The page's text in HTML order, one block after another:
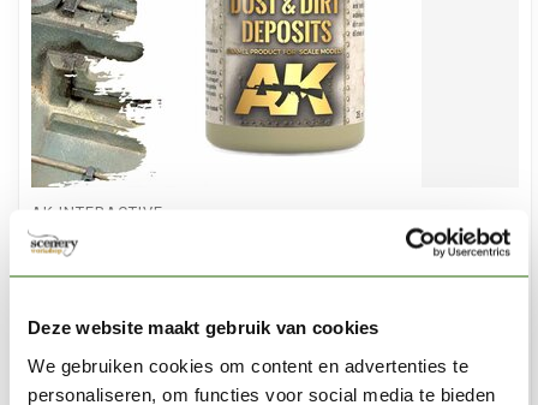
Deze website maakt gebruik van cookies
We gebruiken cookies om content en advertenties te
personaliseren, om functies voor social media te bieden
AK INTERACTIVE
Light Dust Deposit - Deposit Weathering - 35ml - AK
4062
€3,75